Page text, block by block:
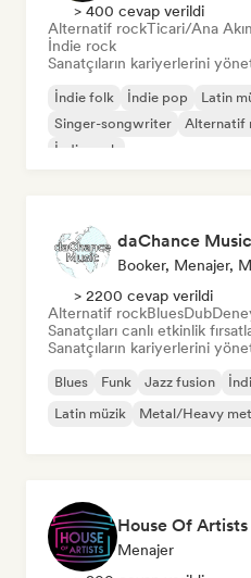
> 400 cevap verildi
Alternatif rockTicari/Ana
İndie rock
Sanatçıların kariyerlerini
İndie folk İndie pop Latin
Singer-songwriter
Alternatif
İndie rock
daChance Music
> 2200 cevap verildi
Alternatif rockBluesDub
Sanatçıları canlı etkinlik
Sanatçıların kariyerlerini
Blues Funk Jazz fusion
Latin müzik
Metal/Heavy
House Of Artists
Menajer